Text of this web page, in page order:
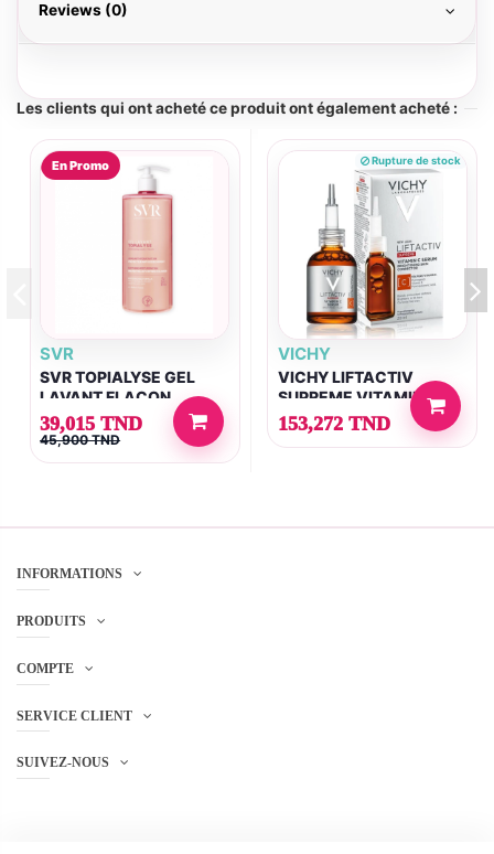
Reviews (0)
Les clients qui ont acheté ce produit ont également acheté :
En Promo
SVR
SVR TOPIALYSE GEL
LAVANT FLACON
POMPE 1L
39,015 TND
45,900 TND
Rupture de stock
VICHY
VICHY LIFTACTIV
SUPREME VITAMIN C
SERUM 20ML
153,272 TND
INFORMATIONS
PRODUITS
COMPTE
SERVICE CLIENT
SUIVEZ-NOUS